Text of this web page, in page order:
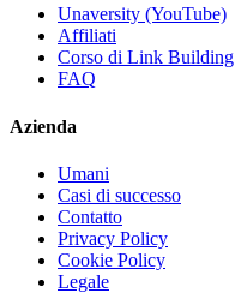
Unaversity (YouTube)
Affiliati
Corso di Link Building
FAQ
Azienda
Umani
Casi di successo
Contatto
Privacy Policy
Cookie Policy
Legale